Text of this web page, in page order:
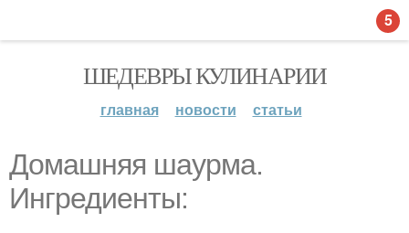
ШЕДЕВРЫ КУЛИНАРИИ
главная новости статьи
Домашняя шаурма.
Ингредиенты:
5